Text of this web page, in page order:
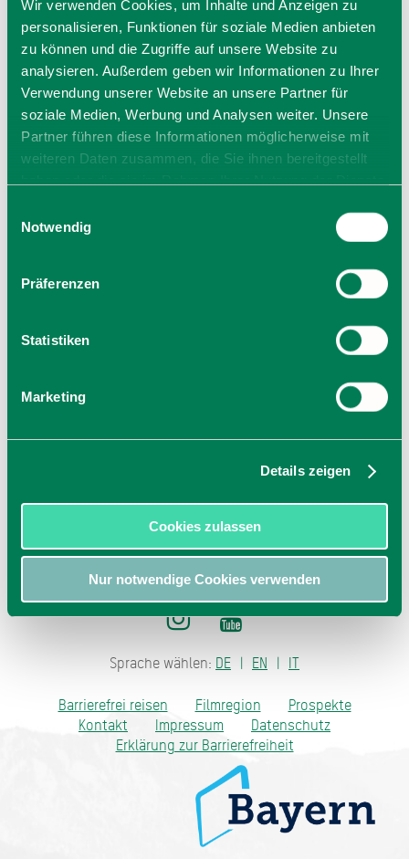
Wir verwenden Cookies, um Inhalte und Anzeigen zu
personalisieren, Funktionen für soziale Medien anbieten
zu können und die Zugriffe auf unsere Website zu
analysieren. Außerdem geben wir Informationen zu Ihrer
Verwendung unserer Website an unsere Partner für
soziale Medien, Werbung und Analysen weiter. Unsere
Partner führen diese Informationen möglicherweise mit
weiteren Daten zusammen, die Sie ihnen bereitgestellt
Cookies, wenn Sie unsere Webseite weiterhin nutzen.
Notwendig
Präferenzen
Statistiken
Marketing
Details zeigen
Cookies zulassen
Nur notwendige Cookies verwenden
Sprache wählen: DE EN IT
Barrierefrei reisen Filmregion
Prospekte
Kontakt
Impressum
Datenschutz
Erklärung zur Barrierefreiheit